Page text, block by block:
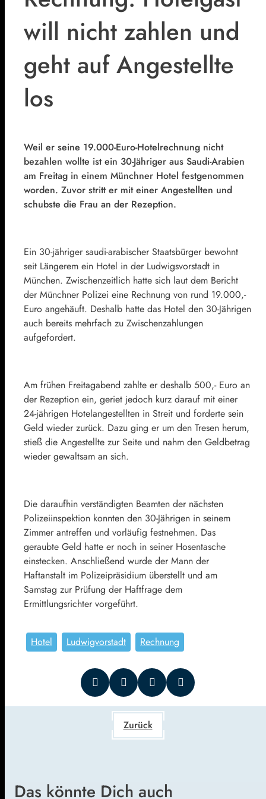
will nicht zahlen und
geht auf Angestellte
los
Weil er seine 19.000-Euro-Hotelrechnung nicht
bezahlen wollte ist ein 30-Jähriger aus Saudi-Arabien
am Freitag in einem Münchner Hotel festgenommen
worden. Zuvor stritt er mit einer Angestellten und
schubste die Frau an der Rezeption.
Ein 30-jähriger saudi-arabischer Staatsbürger bewohnt
seit Längerem ein Hotel in der Ludwigsvorstadt in
München. Zwischenzeitlich hatte sich laut dem Bericht
der Münchner Polizei eine Rechnung von rund 19.000,-
Euro angehäuft. Deshalb hatte das Hotel den 30-Jährigen
auch bereits mehrfach zu Zwischenzahlungen
aufgefordert.
Am frühen Freitagabend zahlte er deshalb 500,- Euro an
der Rezeption ein, geriet jedoch kurz darauf mit einer
24-jährigen Hotelangestellten in Streit und forderte sein
Geld wieder zurück. Dazu ging er um den Tresen herum,
stieß die Angestellte zur Seite und nahm den Geldbetrag
wieder gewaltsam an sich.
Die daraufhin verständigten Beamten der nächsten
Polizeiinspektion konnten den 30-Jährigen in seinem
Zimmer antreffen und vorläufig festnehmen. Das
geraubte Geld hatte er noch in seiner Hosentasche
einstecken. Anschließend wurde der Mann der
Haftanstalt im Polizeipräsidium überstellt und am
Samstag zur Prüfung der Haftfrage dem
Ermittlungsrichter vorgeführt.
Hotel Ludwigvorstadt Rechnung
Zurück
Das könnte Dich auch